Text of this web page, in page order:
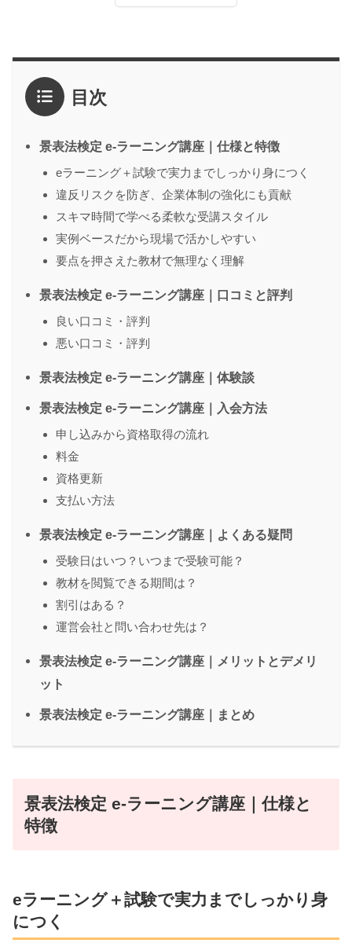
4点
3点
2点
1点
感想 * 目次
景表法検定 e-ラーニング講座｜仕様と特徴
eラーニング＋試験で実力までしっかり身につく
違反リスクを防ぎ、企業体制の強化にも貢献
スキマ時間で学べる柔軟な受講スタイル
実例ベースだから現場で活かしやすい
要点を押さえた教材で無理なく理解
景表法検定 e-ラーニング講座｜口コミと評判
良い口コミ・評判
悪い口コミ・評判
景表法検定 e-ラーニング講座｜体験談
景表法検定 e-ラーニング講座｜入会方法
申し込みから資格取得の流れ
料金
資格更新
支払い方法
景表法検定 e-ラーニング講座｜よくある疑問
受験日はいつ？いつまで受験可能？
教材を閲覧できる期間は？
割引はある？
運営会社と問い合わせ先は？
景表法検定 e-ラーニング講座｜メリットとデメリ
ット
景表法検定 e-ラーニング講座｜まとめ
景表法検定 e-ラーニング講座｜仕様と
特徴
eラーニング＋試験で実力までしっかり身
につく